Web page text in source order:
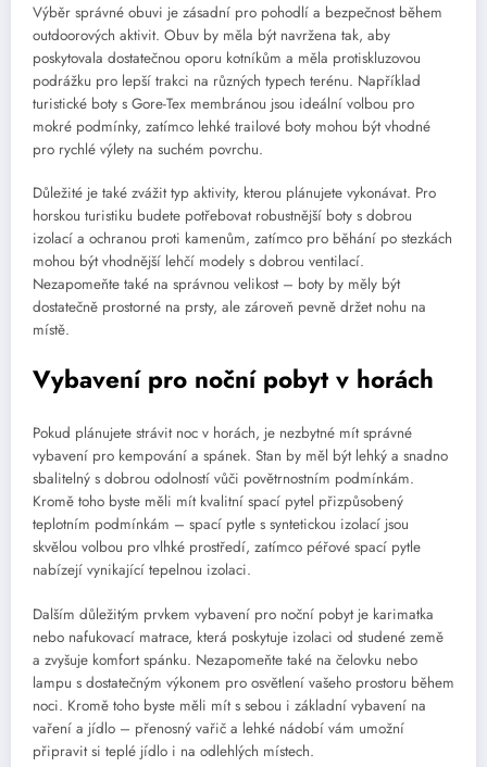
Výběr správné obuvi je zásadní pro pohodlí a bezpečnost během
outdoorových aktivit. Obuv by měla být navržena tak, aby
poskytovala dostatečnou oporu kotníkům a měla protiskluzovou
podrážku pro lepší trakci na různých typech terénu. Například
turistické boty s Gore-Tex membránou jsou ideální volbou pro
mokré podmínky, zatímco lehké trailové boty mohou být vhodné
pro rychlé výlety na suchém povrchu.
Důležité je také zvážit typ aktivity, kterou plánujete vykonávat. Pro
horskou turistiku budete potřebovat robustnější boty s dobrou
izolací a ochranou proti kamenům, zatímco pro běhání po stezkách
mohou být vhodnější lehčí modely s dobrou ventilací.
Nezapomeňte také na správnou velikost – boty by měly být
dostatečně prostorné na prsty, ale zároveň pevně držet nohu na
místě.
Vybavení pro noční pobyt v horách
Pokud plánujete strávit noc v horách, je nezbytné mít správné
vybavení pro kempování a spánek. Stan by měl být lehký a snadno
sbalitelný s dobrou odolností vůči povětrnostním podmínkám.
Kromě toho byste měli mít kvalitní spací pytel přizpůsobený
teplotním podmínkám – spací pytle s syntetickou izolací jsou
skvělou volbou pro vlhké prostředí, zatímco péřové spací pytle
nabízejí vynikající tepelnou izolaci.
Dalším důležitým prvkem vybavení pro noční pobyt je karimatka
nebo nafukovací matrace, která poskytuje izolaci od studené země
a zvyšuje komfort spánku. Nezapomeňte také na čelovku nebo
lampu s dostatečným výkonem pro osvětlení vašeho prostoru během
noci. Kromě toho byste měli mít s sebou i základní vybavení na
vaření a jídlo – přenosný vařič a lehké nádobí vám umožní
připravit si teplé jídlo i na odlehlých místech.